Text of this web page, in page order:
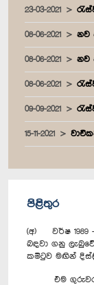
23-03-2021
08-06-2021 නව
08-06-2021 නව
08-06-2021
09-09-2021
15-11-2021
පිළිතුර
(අ) වර්ෂ 1989
බඳවා ගනු
කමිටුව මඟින්
එම ගුරුවරුන්ට